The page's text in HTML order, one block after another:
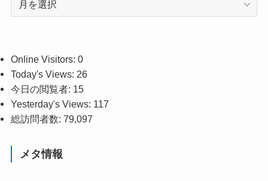
ブ
Online Visitors: 0
Today's Views: 26
今日の閲覧者: 15
Yesterday's Views: 117
総訪問者数: 79,097
メタ情報